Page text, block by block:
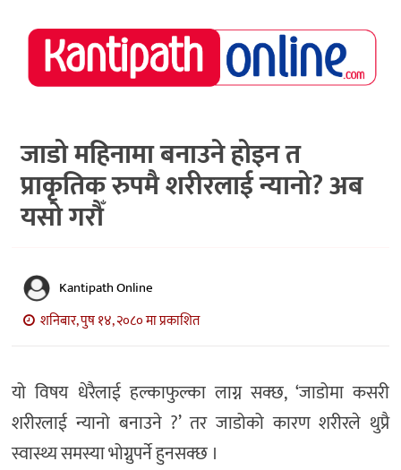
राष्ट्रिय
समाचार
नेपाल
अर्थ/
पर्यटन
स्वास्थ्य
खेलकुद
विचार
अन्तर्राष्ट्रिय/
प्रवास
जाडो महिनामा बनाउने होइन त
प्राकृतिक रुपमै शरीरलाई न्यानो? अब
यसो गरौँ
Kantipath Online
शनिबार, पुष १४, २०८० मा प्रकाशित
यो विषय धेरैलाई हल्काफुल्का लाग्न सक्छ, ‘जाडोमा कसरी
शरीरलाई न्यानो बनाउने ?’ तर जाडोको कारण शरीरले थुप्रै
स्वास्थ्य समस्या भोग्नुपर्ने हुनसक्छ ।